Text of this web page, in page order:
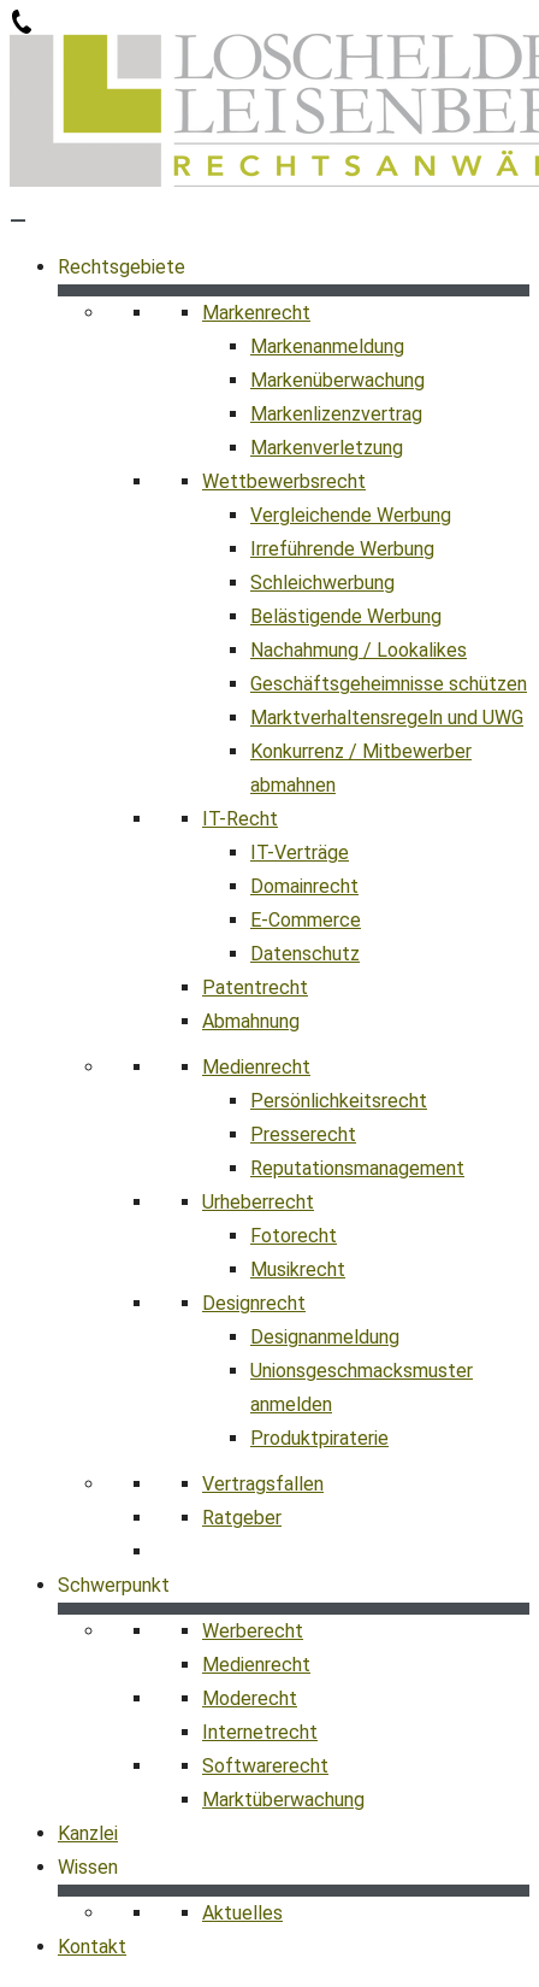
Zum
Rechtsgebiete
Markenrecht
Markenanmeldung
Markenüberwachung
Markenlizenzvertrag
Markenverletzung
Wettbewerbsrecht
Vergleichende Werbung
Irreführende Werbung
Schleichwerbung
Belästigende Werbung
Nachahmung / Lookalikes
Geschäftsgeheimnisse schützen
Marktverhaltensregeln und UWG
Konkurrenz / Mitbewerber
abmahnen
IT-Recht
IT-Verträge
Domainrecht
E-Commerce
Datenschutz
Patentrecht
Abmahnung
Medienrecht
Persönlichkeitsrecht
Presserecht
Reputationsmanagement
Urheberrecht
Fotorecht
Musikrecht
Designrecht
Designanmeldung
Unionsgeschmacksmuster
anmelden
Produktpiraterie
Vertragsfallen
Ratgeber
Schwerpunkt
Werberecht
Medienrecht
Moderecht
Internetrecht
Softwarerecht
Marktüberwachung
Kanzlei
Wissen
Aktuelles
Kontakt